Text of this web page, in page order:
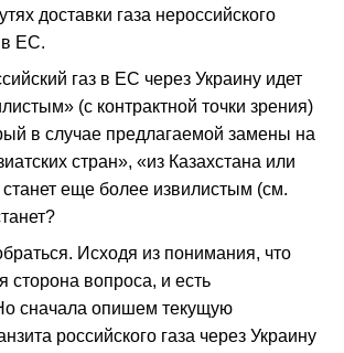
доставки газа нероссийского
в ЕС.
газ в ЕС через Украину идет
(с контрактной точки зрения)
в случае предлагаемой замены на
стран», «из Казахстана или
еще более извилистым (см.
Исходя из понимания, что
сторона вопроса, и есть
сначала опишем текущую
российского газа через Украину